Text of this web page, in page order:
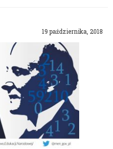
19 października, 2018